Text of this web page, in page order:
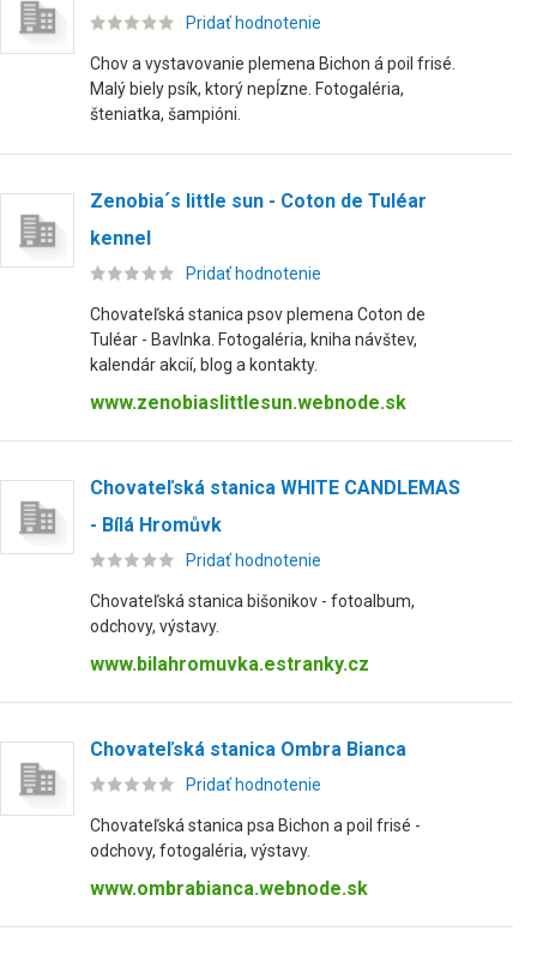
Pridať hodnotenie
Chov a vystavovanie plemena Bichon á poil frisé.
Malý biely psík, ktorý nepĺzne. Fotogaléria,
šteniatka, šampióni.
Zenobia´s little sun - Coton de Tuléar
kennel
Pridať hodnotenie
Chovateľská stanica psov plemena Coton de
Tuléar - Bavlnka. Fotogaléria, kniha návštev,
kalendár akcií, blog a kontakty.
www.zenobiaslittlesun.webnode.sk
Chovateľská stanica WHITE CANDLEMAS
- Bílá Hromůvk
Pridať hodnotenie
Chovateľská stanica bišonikov - fotoalbum,
odchovy, výstavy.
www.bilahromuvka.estranky.cz
Chovateľská stanica Ombra Bianca
Pridať hodnotenie
Chovateľská stanica psa Bichon a poil frisé -
odchovy, fotogaléria, výstavy.
www.ombrabianca.webnode.sk